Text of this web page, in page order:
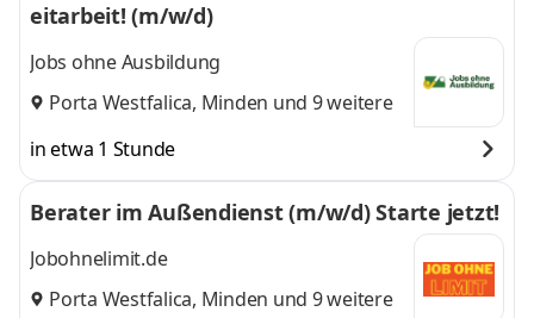
eitarbeit! (m/w/d)
Jobs ohne Ausbildung
Porta Westfalica, Minden und 9 weitere
in etwa 1 Stunde
Berater im Außendienst (m/w/d) Starte jetzt!
Jobohnelimit.de
Porta Westfalica, Minden und 9 weitere